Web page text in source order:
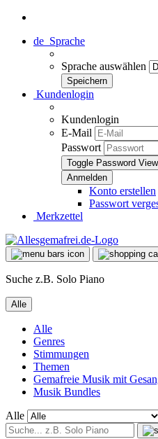
de Sprache
Sprache auswählen
Kundenlogin
Kundenlogin
E-Mail
Passwort
Toggle Password View
Konto erstellen
Passwort
Merkzettel
Suche z.B. Solo Piano
Alle
Alle
Genres
Stimmungen
Themen
Gemafreie Musik mit
Musik Bundles
Alle